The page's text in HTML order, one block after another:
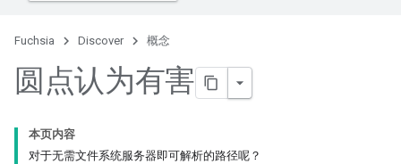
Fuchsia Discover 概念
圆点认为有害
本页内容
对于无需文件系统服务器即可解析的路径呢？